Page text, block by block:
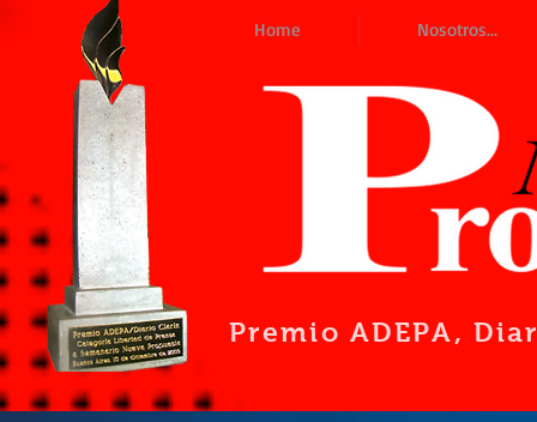
Home Nosotros...
Premio ADEPA,